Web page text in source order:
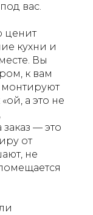
вас.
ценит
кухни и
Вы
к вам
а это не
— это
от
не